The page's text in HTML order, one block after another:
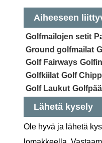
Aiheeseen
Golfmailojen setit
Ground golfmailat
Golf Fairways
Golfkiilat Golf
Golf Laukut
Lähetä kysely
Ole hyvä ja lähetä